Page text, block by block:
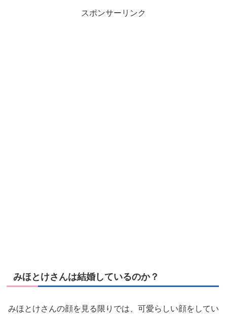
スポンサーリンク
みほとけさんは結婚しているのか？
みほとけさんの顔を見る限りでは、可愛らしい顔をしてい